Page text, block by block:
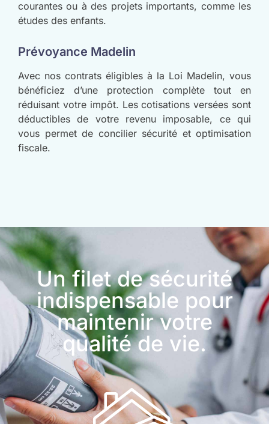
courantes ou à des projets importants, comme les
études des enfants.
Prévoyance Madelin
Avec nos contrats éligibles à la Loi Madelin, vous
bénéficiez d’une protection complète tout en
réduisant votre impôt. Les cotisations versées sont
déductibles de votre revenu imposable, ce qui
vous permet de concilier sécurité et optimisation
fiscale.
Un filet de sécurité
indispensable pour
maintenir votre
qualité de vie.